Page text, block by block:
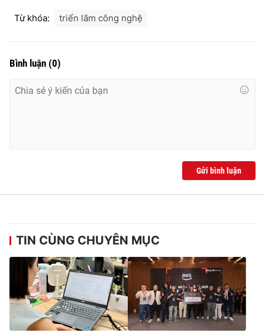
Từ khóa: triển lãm công nghệ
Bình luận (0)
Gửi bình luận
TIN CÙNG CHUYÊN MỤC